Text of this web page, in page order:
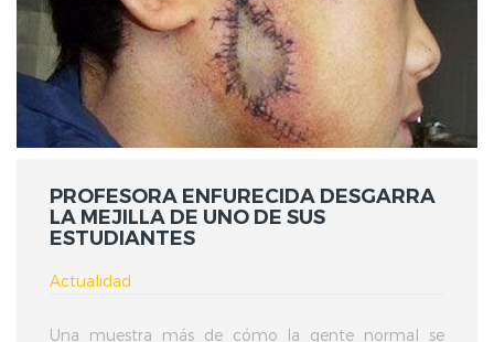
PROFESORA ENFURECIDA DESGARRA
LA MEJILLA DE UNO DE SUS
ESTUDIANTES
Actualidad
Una muestra más de cómo la gente normal se